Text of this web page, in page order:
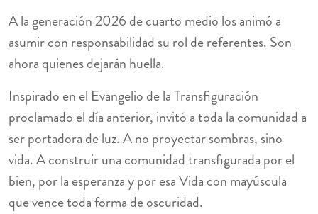
A la generación 2026 de cuarto medio los animó a
asumir con responsabilidad su rol de referentes. Son
ahora quienes dejarán huella.
Inspirado en el Evangelio de la Transfiguración
proclamado el día anterior, invitó a toda la comunidad a
ser portadora de luz. A no proyectar sombras, sino
vida. A construir una comunidad transfigurada por el
bien, por la esperanza y por esa Vida con mayúscula
que vence toda forma de oscuridad.